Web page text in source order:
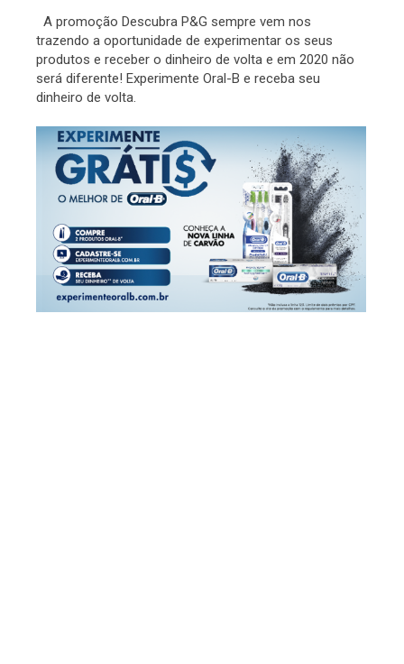
A promoção Descubra P&G sempre vem nos
trazendo a oportunidade de experimentar os seus
produtos e receber o dinheiro de volta e em 2020 não
será diferente! Experimente Oral-B e receba seu
dinheiro de volta.